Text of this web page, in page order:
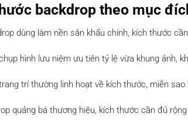
backdrop theo mục
dùng làm nền sân khấu chính, kích thước
hình lưu niệm ưu tiên tỷ lệ vừa khung ảnh,
trí thường linh hoạt về kích thước, miễn
quảng bá thương hiệu, kích thước cần đủ